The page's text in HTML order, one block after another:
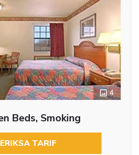
4
Beds, Smoking
TARIF